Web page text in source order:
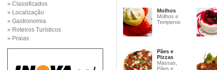
» Classificados
» Localização
» Gastronomia
» Roteiros Turísticos
» Praias
Molhos
Molhos e
Temperos
Pães e
Pizzas
Massas,
Pães e